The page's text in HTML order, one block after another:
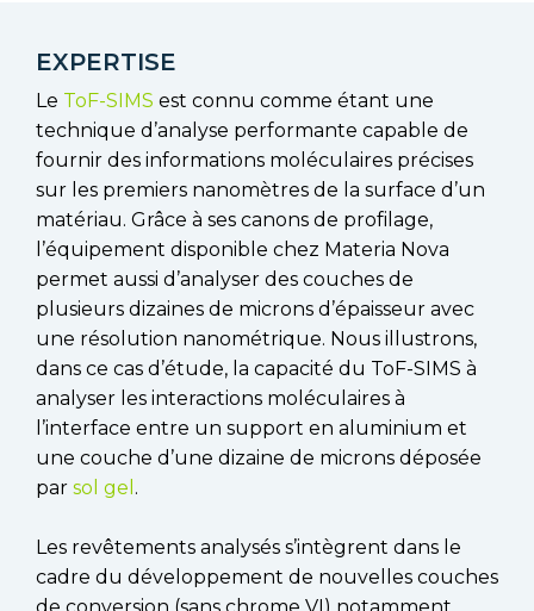
EXPERTISE
Le ToF-SIMS est connu comme étant une
technique d’analyse performante capable de
fournir des informations moléculaires précises
sur les premiers nanomètres de la surface d’un
matériau. Grâce à ses canons de profilage,
l’équipement disponible chez Materia Nova
permet aussi d’analyser des couches de
plusieurs dizaines de microns d’épaisseur avec
une résolution nanométrique. Nous illustrons,
dans ce cas d’étude, la capacité du ToF-SIMS à
analyser les interactions moléculaires à
l’interface entre un support en aluminium et
une couche d’une dizaine de microns déposée
par sol gel .
Les revêtements analysés s’intègrent dans le
cadre du développement de nouvelles couches
de conversion (sans chrome VI) notamment